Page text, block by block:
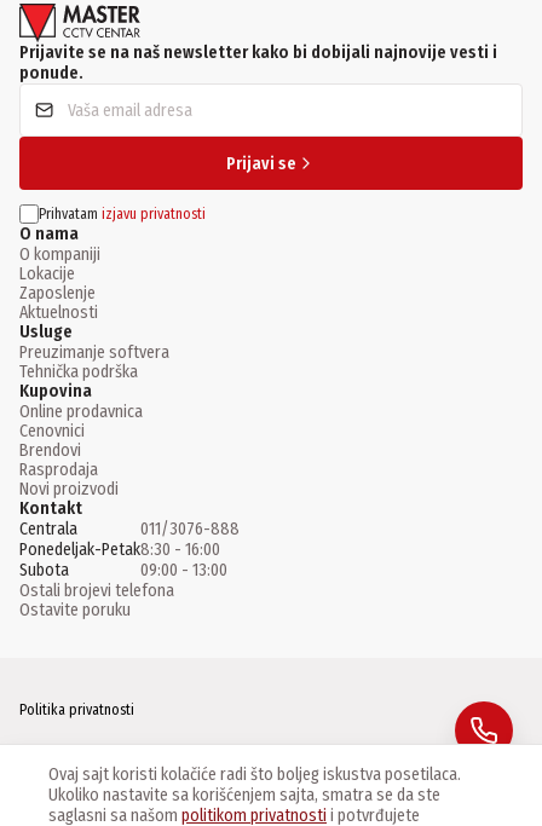
Prijavite se na naš newsletter kako bi dobijali najnovije vesti i
ponude.
Prijavi se
Prihvatam izjavu privatnosti
O nama
O kompaniji
Lokacije
Zaposlenje
Aktuelnosti
Usluge
Preuzimanje softvera
Tehnička podrška
Kupovina
Online prodavnica
Cenovnici
Brendovi
Rasprodaja
Novi proizvodi
Kontakt
Centrala
011/3076-888
Ponedeljak-Petak8:30 - 16:00
Subota
09:00 - 13:00
Ostali brojevi telefona
Ostavite poruku
Politika privatnosti
Instagram
Ovaj sajt koristi kolačiće radi što boljeg iskustva posetilaca.
Ukoliko nastavite sa korišćenjem sajta, smatra se da ste
saglasni sa našom politikom privatnosti i potvrđujete